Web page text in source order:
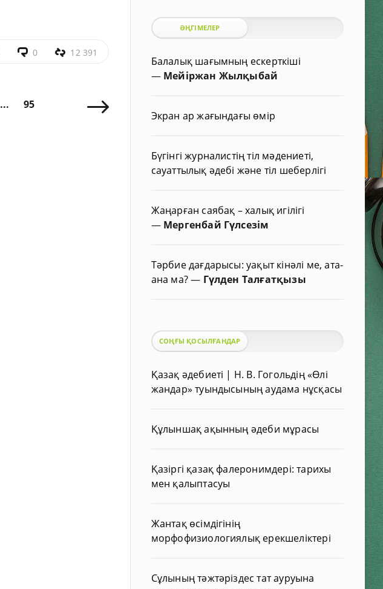
0 12 391
... 95
ӘҢГІМЕЛЕР
Балалық шағымның ескерткіші
— Мейіржан Жылқыбай
Экран ар жағындағы өмір
Бүгінгі журналистің тіл мәдениеті,
сауаттылық әдебі және тіл шеберлігі
Жаңарған саябақ – халық игілігі
— Мергенбай Гүлсезім
Тәрбие дағдарысы: уақыт кінәлі ме, ата-
ана ма?— Гүлден Талғатқызы
СОҢҒЫ ҚОСЫЛҒАНДАР
Қазақ әдебиеті | Н. В. Гогольдің «Өлі
жандар» туындысының аудама нұсқасы
Құлыншақ ақынның әдеби мұрасы
Қазіргі қазақ фалеронимдері: тарихы
мен қалыптасуы
Жантақ өсімдігінің
морфофизиологиялық ерекшеліктері
Сұлының тәжтәріздес тат ауруына